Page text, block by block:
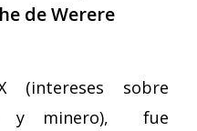
de Werere
(intereses sobre
y minero), fue